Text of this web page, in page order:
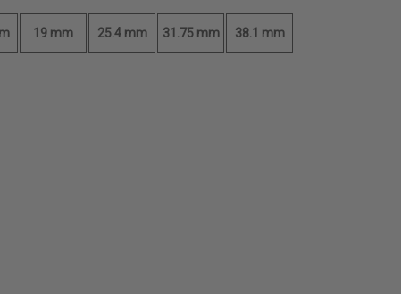
19 mm 25.4 mm 31.75 mm 38.1 mm